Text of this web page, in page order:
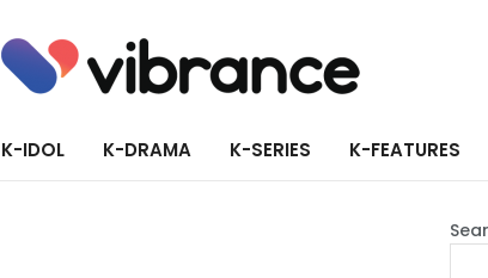
K-IDOL K-DRAMA K-SERIES K-FEATURES